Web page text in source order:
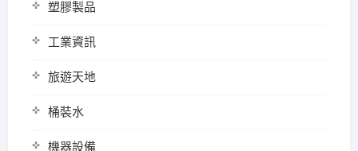
塑膠製品
工業資訊
旅遊天地
桶裝水
機器設備